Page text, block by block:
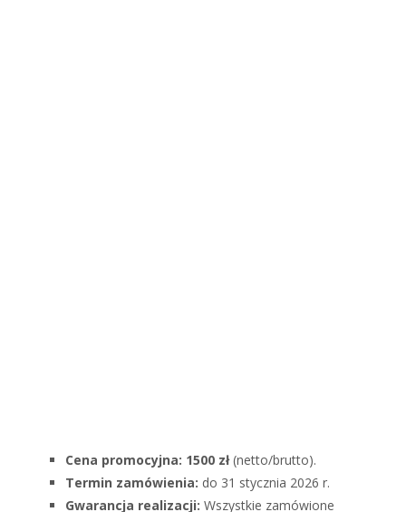
Cena promocyjna: 1500 zł(netto/brutto).
Termin zamówienia: do 31 stycznia 2026 r.
Gwarancja realizacji: Wszystkie zamówione